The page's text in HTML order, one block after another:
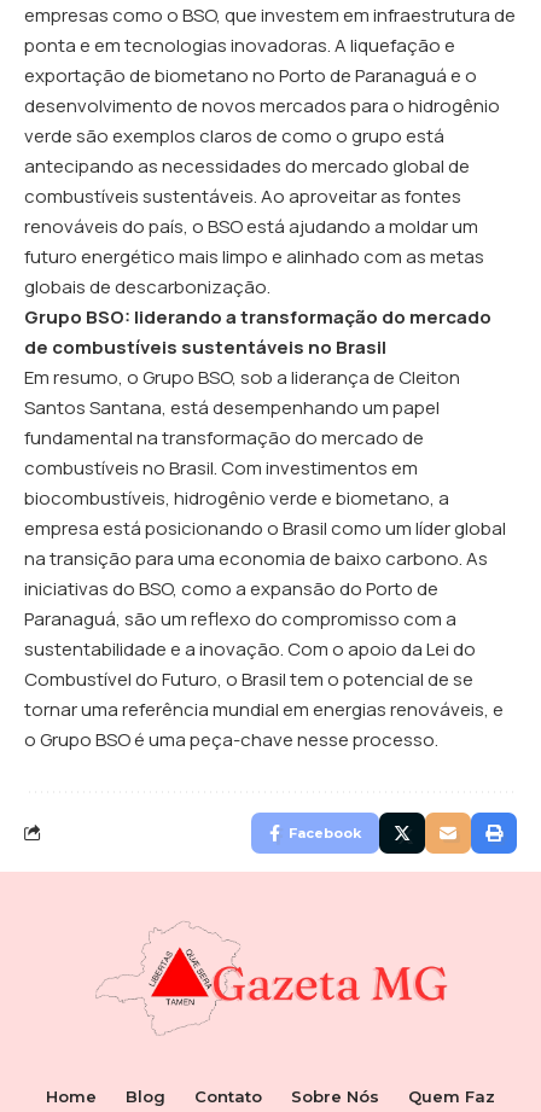
empresas como o BSO, que investem em infraestrutura de
ponta e em tecnologias inovadoras. A liquefação e
exportação de biometano no Porto de Paranaguá e o
desenvolvimento de novos mercados para o hidrogênio
verde são exemplos claros de como o grupo está
antecipando as necessidades do mercado global de
combustíveis sustentáveis. Ao aproveitar as fontes
renováveis do país, o BSO está ajudando a moldar um
futuro energético mais limpo e alinhado com as metas
globais de descarbonização.
Grupo BSO: liderando a transformação do mercado
de combustíveis sustentáveis no Brasil
Em resumo, o Grupo BSO, sob a liderança de Cleiton
Santos Santana, está desempenhando um papel
fundamental na transformação do mercado de
combustíveis no Brasil. Com investimentos em
biocombustíveis, hidrogênio verde e biometano, a
empresa está posicionando o Brasil como um líder global
na transição para uma economia de baixo carbono. As
iniciativas do BSO, como a expansão do Porto de
Paranaguá, são um reflexo do compromisso com a
sustentabilidade e a inovação. Com o apoio da Lei do
Combustível do Futuro, o Brasil tem o potencial de se
tornar uma referência mundial em energias renováveis, e
o Grupo BSO é uma peça-chave nesse processo.
Facebook
Home Blog Contato Sobre Nós Quem Faz